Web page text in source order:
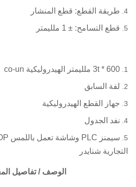
طريقة القطع: قطع المنشار
قطع التسامح: ± 1 ملليمتر
3t * 600 ملليمتر الهيدروليكية co-un
لفة السابق
جهاز القطع الهيدروليكية
نفد الجدول
التجارية شنايدر
الوصف / تفاصيل